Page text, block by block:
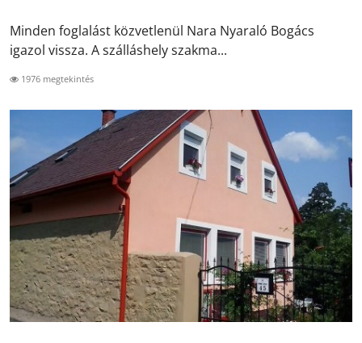
Minden foglalást közvetlenül Nara Nyaraló Bogács
igazol vissza. A szálláshely szakma...
1976 megtekintés